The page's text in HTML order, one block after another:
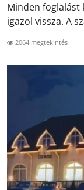
Minden foglalást
igazol vissza. A
2064 megtekintés